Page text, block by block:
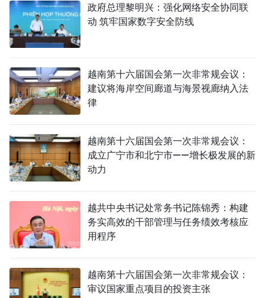
政府总理黎明兴：强化网络安全协同联
动 筑牢国家数字安全防线
越南第十六届国会第一次非常规会议：
建议将海岸空间廊道与海景视廊纳入法
律
越南第十六届国会第一次非常规会议：
成立广宁市和北宁市——增长极发展的新
动力
越共中央书记处常务书记陈锦秀：构建
务实高效的干部管理与任务绩效考核应
用程序
越南第十六届国会第一次非常规会议：
审议国家重点项目的投资主张